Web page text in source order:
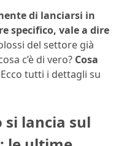
di lanciarsi in
specifico, vale a dire
del settore già
c’è di vero? Cosa
Ecco tutti i dettagli su
si lancia sul